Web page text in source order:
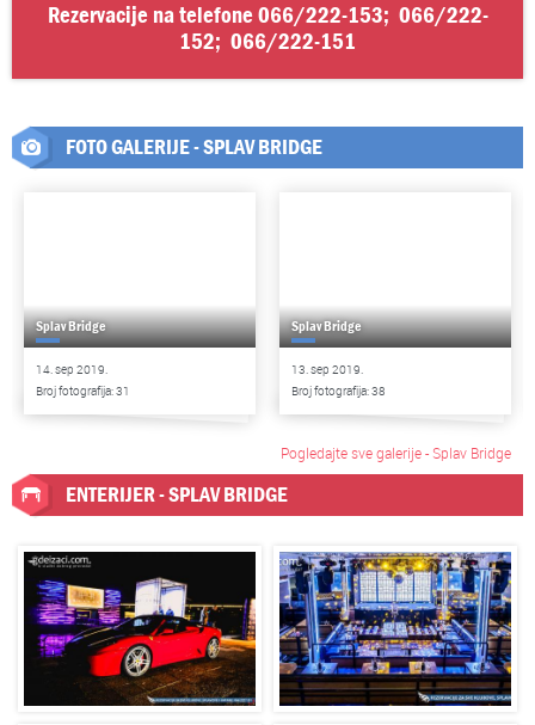
Rezervacije na telefone066/222-153; 066/222-
152; 066/222-151
FOTO GALERIJE - SPLAV BRIDGE
Splav Bridge
14. sep 2019.
Broj fotografija: 31
Splav Bridge
13. sep 2019.
Broj fotografija: 38
Pogledajte sve galerije - Splav Bridge
ENTERIJER - SPLAV BRIDGE